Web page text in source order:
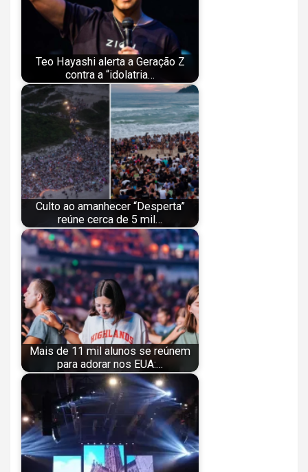
Teo Hayashi alerta a Geração Z
contra a “idolatria…
Culto ao amanhecer “Desperta”
reúne cerca de 5 mil…
Mais de 11 mil alunos se reúnem
para adorar nos EUA:…